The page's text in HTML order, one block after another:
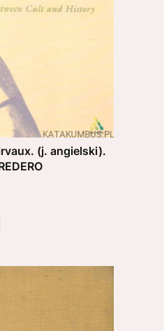
(j. angielski).